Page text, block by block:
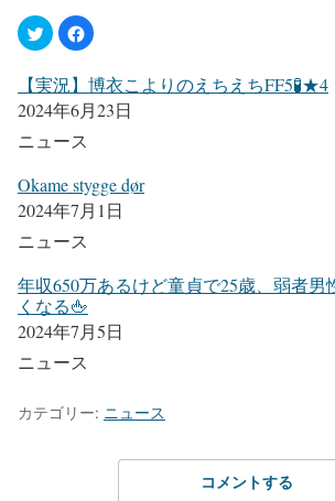
【実況】博衣こよりのえちえちFF5🧪★4
2024年6月23日
ニュース
Okame stygge dør
2024年7月1日
ニュース
年収650万あるけど童貞で25歳、弱者男
くなる🖕
2024年7月5日
ニュース
カテゴリー: ニュース
コメントする